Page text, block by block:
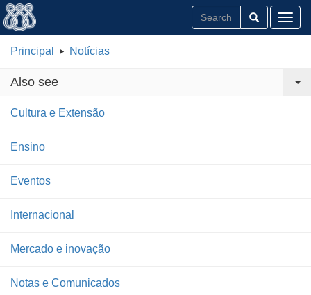
Principal Notícias
Also see
Cultura e Extensão
Ensino
Eventos
Internacional
Mercado e inovação
Notas e Comunicados